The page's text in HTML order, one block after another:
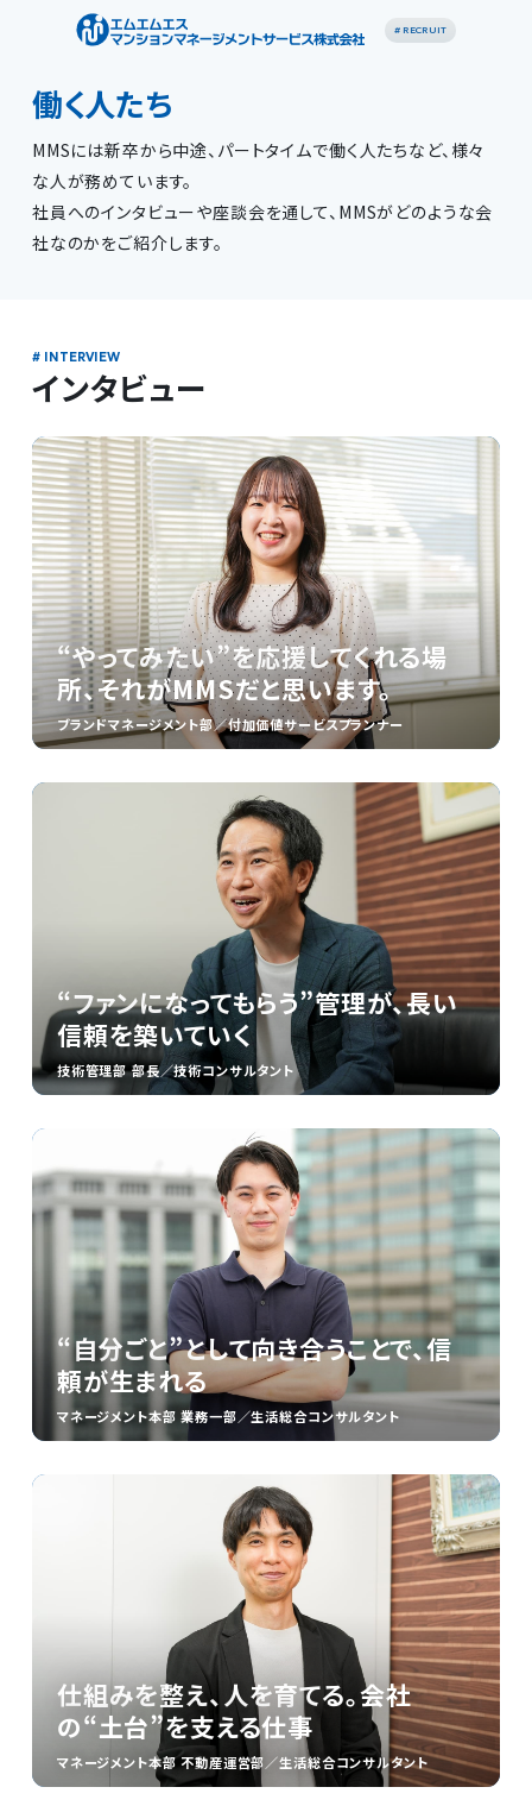
# RECRUIT
働く人たち
MMSには新卒から中途、パートタイムで働く人たちなど、様々
な人が務めています。
社員へのインタビューや座談会を通して、MMSがどのような会
社なのかをご紹介します。
インタビュー
“やってみたい”を応援してくれる場
所、それがMMSだと思います。
ブランドマネージメント部／付加価値サービスプランナー
“ファンになってもらう”管理が、長い
信頼を築いていく
技術管理部 部長／技術コンサルタント
“自分ごと”として向き合うことで、信
頼が生まれる
マネージメント本部 業務一部／生活総合コンサルタント
仕組みを整え、人を育てる。会社
の“土台”を支える仕事
マネージメント本部 不動産運営部／生活総合コンサルタント